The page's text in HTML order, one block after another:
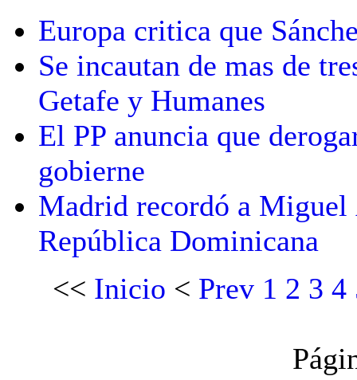
Europa critica que
Se incautan de mas de
Getafe y Humanes
El PP anuncia que
gobierne
Madrid recordó a
República Dominicana
<< Inicio < Prev 1 2 3 4